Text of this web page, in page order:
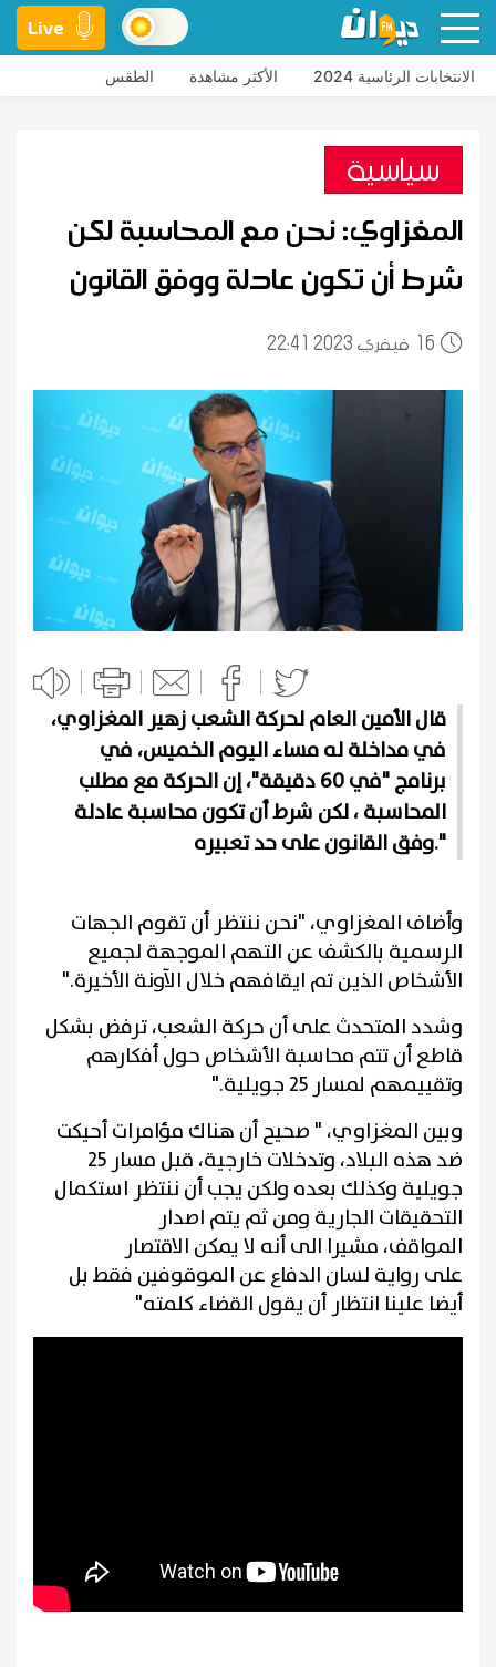
Live
الانتخابات الرئاسية 2024 الأكثر مشاهدة الطقس
سياسية
المغزاوي: نحن مع المحاسبة لكن
شرط أن تكون عادلة ووفق القانون
16 22:41 2023 فيفري
قال الأمين العام لحركة الشعب زهير المغزاوي،
في مداخلة له مساء اليوم الخميس، في
برنامج "في 60 دقيقة"، إن الحركة مع مطلب
المحاسبة ، لكن شرط أن تكون محاسبة عادلة
وفق القانون على حد تعبيره."
وأضاف المغزاوي، "نحن ننتظر أن تقوم الجهات
الرسمية بالكشف عن التهم الموجهة لجميع
الأشخاص الذين تم ايقافهم خلال الآونة الأخيرة."
وشدد المتحدث على أن حركة الشعب، ترفض بشكل
قاطع أن تتم محاسبة الأشخاص حول أفكارهم
وتقييمهم لمسار 25 جويلية."
وبين المغزاوي، " صحيح أن هناك مؤامرات أحيكت
ضد هذه البلاد، وتدخلات خارجية، قبل مسار 25
جويلية وكذلك بعده ولكن يجب أن ننتظر استكمال
التحقيقات الجارية ومن ثم يتم اصدار
المواقف، مشيرا الى أنه لا يمكن الاقتصار
على رواية لسان الدفاع عن الموقوفين فقط بل
أيضا علينا انتظار أن يقول القضاء كلمته"